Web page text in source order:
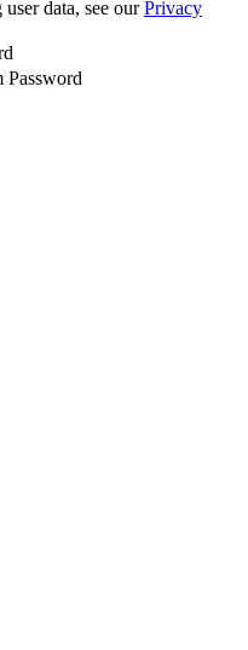
data, see ourPrivacy
Password